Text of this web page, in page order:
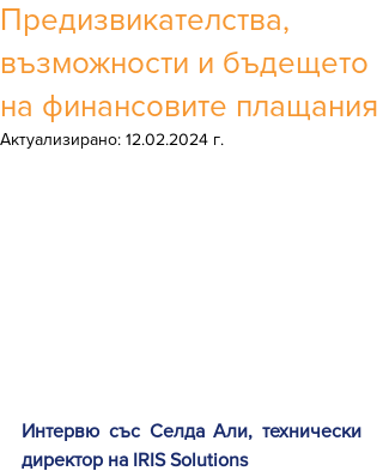
Предизвикателства,
възможности и бъдещето
на финансовите плащания
Актуализирано: 12.02.2024 г.
Интервю със Селда Али, технически
директор на IRIS Solutions